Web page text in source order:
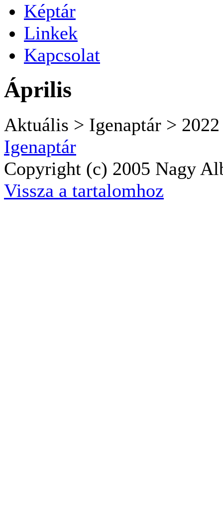
Képtár
Linkek
Kapcsolat
Április
Aktuális > Igenaptár > 2022
Igenaptár
Copyright (c) 2005 Nagy
Vissza a tartalomhoz